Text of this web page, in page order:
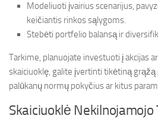
Modeliuoti įvairius scenarijus,
keičiantis rinkos sąlygoms.
Stebėti portfelio balansą ir
Tarkime, planuojate investuoti į akcijas
skaiciuoklę, galite įvertinti tikėtiną
palūkanų normų pokyčius ar kitus
Skaiciuoklė